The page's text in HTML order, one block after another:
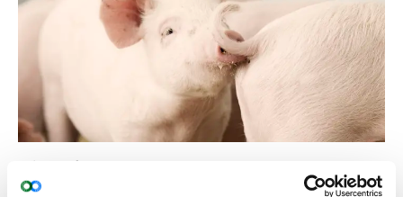
Schwanzkupieren